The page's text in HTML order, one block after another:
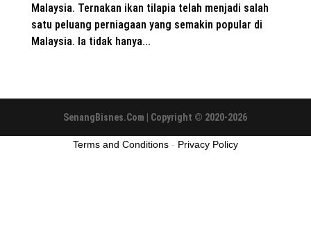
Malaysia. Ternakan ikan tilapia telah menjadi salah
satu peluang perniagaan yang semakin popular di
Malaysia. Ia tidak hanya...
SenangBisnes.Com | Copyright © 2020-2026
Terms and Conditions - Privacy Policy